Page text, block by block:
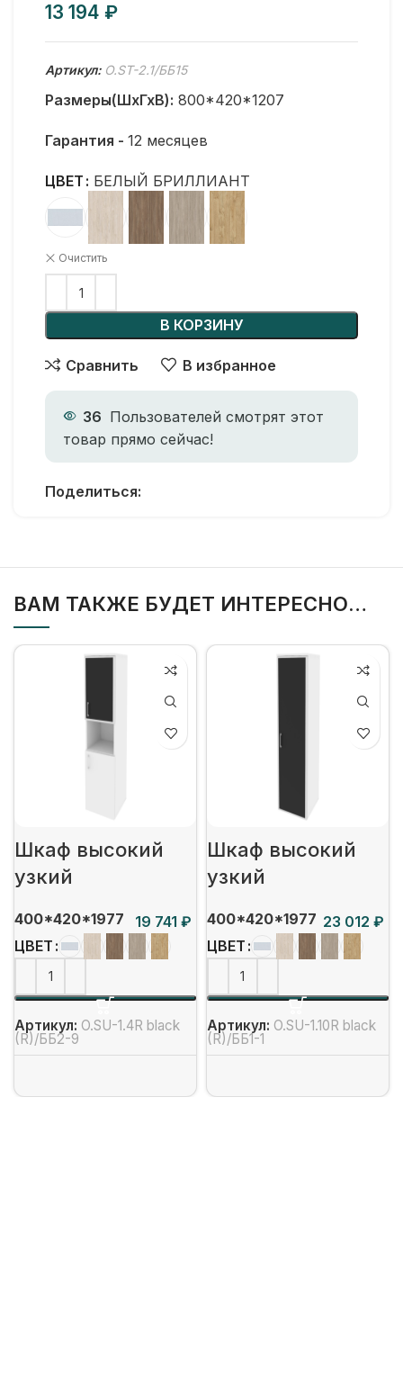
₽
Артикул: O.ST-2.1/ББ15
Размеры(ШхГхВ): 800*420*1207
Гарантия - 12 месяцев
ЦВЕТ БЕЛЫЙ БРИЛЛИАНТ
Очистить
В КОРЗИНУ
Сравнить В избранное
36 Пользователей смотрят этот
товар прямо сейчас!
Поделиться:
ВАМ ТАКЖЕ БУДЕТ ИНТЕРЕСНО…
Шкаф высокий
узкий
400*420*1977
₽
ЦВЕТ
Артикул: O.SU-1.4R black
(R)/ББ2-9
Шкаф высокий
узкий
400*420*1977
₽
ЦВЕТ
Артикул: O.SU-1.10R black
(R)/ББ1-1